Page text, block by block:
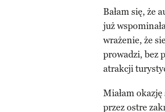
Bałam się, że
już
wrażenie, że
prowadzi, bez
atrakcji
Miałam
przez ostre